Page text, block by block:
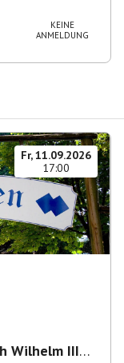
KEINE
ANMELDUNG
Fr, 11.09.2026
17:00
Wilhelm III